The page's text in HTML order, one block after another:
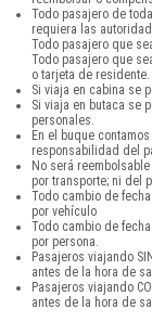
Todo pasajero de
requiera las
Todo pasajero que
Todo pasajero que
o tarjeta de residente.
Si viaja en cabina se
Si viaja en butaca se
personales.
En el buque
responsabilidad del
No será
por transporte; ni del
Todo cambio de
por vehículo
Todo cambio de
por persona.
Pasajeros viajando
antes de la hora de
Pasajeros viajando
antes de la hora de